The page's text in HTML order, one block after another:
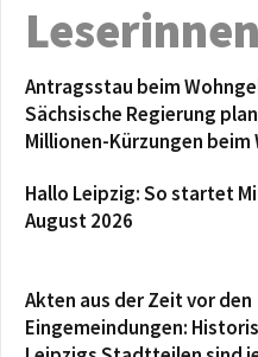
Antragsstau beim
Sächsische Regierung
Millionen-Kürzungen beim
Hallo Leipzig: So startet
August 2026
Akten aus der Zeit vor den
Eingemeindungen: